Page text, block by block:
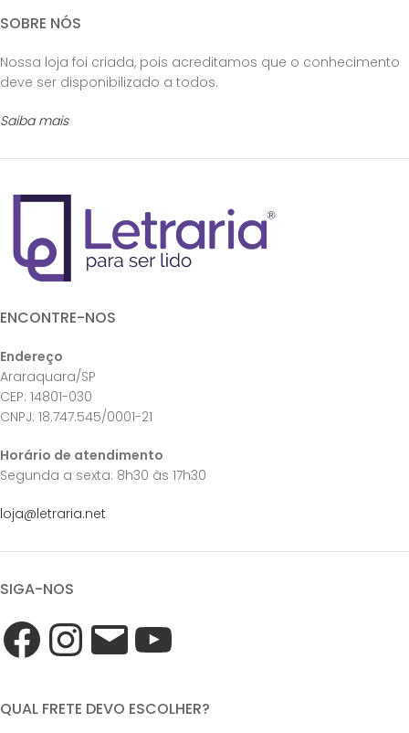
SOBRE NÓS
Nossa loja foi criada, pois acreditamos que o conhecimento
deve ser disponibilizado a todos.
Saiba mais
ENCONTRE-NOS
Endereço
Araraquara/SP
CEP: 14801-030
CNPJ: 18.747.545/0001-21
Horário de atendimento
Segunda a sexta: 8h30 às 17h30
loja@letraria.net
SIGA-NOS
QUAL FRETE DEVO ESCOLHER?